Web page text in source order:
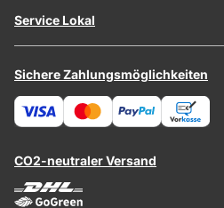
Service Lokal
Sichere Zahlungsmöglichkeiten
CO2-neutraler Versand